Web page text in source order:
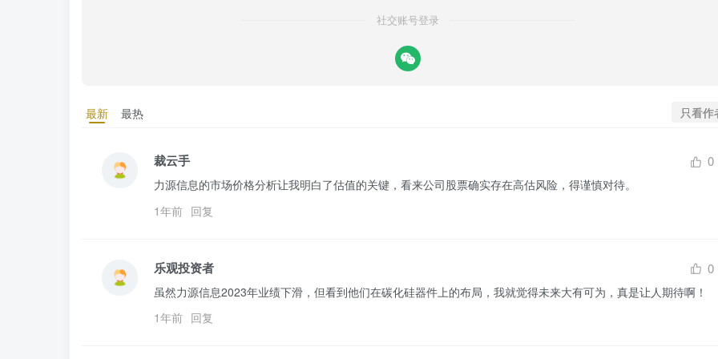
社交账号登录
最新 最热 只看作
裁云手 0
力源信息的市场价格分析让我明白了估值的关键，看来公司股票确实存在高估风险，得谨慎对待。
1年前 回复
乐观投资者 0
虽然力源信息2023年业绩下滑，但看到他们在碳化硅器件上的布局，我就觉得未来大有可为，真是让人期待啊！
1年前 回复